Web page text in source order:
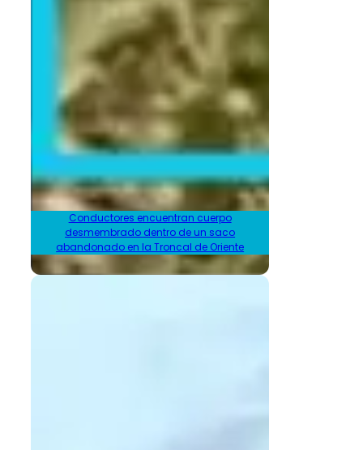
Conductores encuentran cuerpo
desmembrado dentro de un saco
abandonado en la Troncal de Oriente